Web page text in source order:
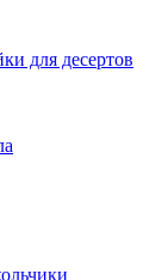
для десертов